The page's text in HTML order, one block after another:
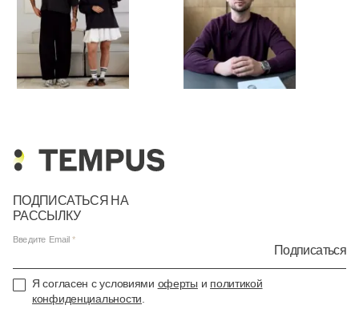
ПОДПИСАТЬСЯ НА
РАССЫЛКУ
Введите Email
Подписаться
Я согласен с условиями оферты и политикой
конфиденциальности